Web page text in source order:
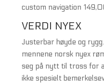
custom navigation
VERDI NYEX
Justerbar høyde og
mennene norsk nyex
seg på nytt til tross for
ikke spesielt